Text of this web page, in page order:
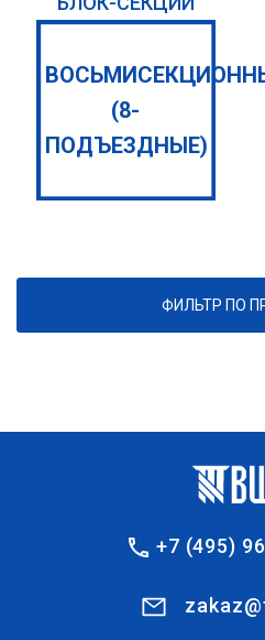
(8-
ПОДЪЕЗДНЫЕ)
ФИЛЬТР ПО
+7 (495)